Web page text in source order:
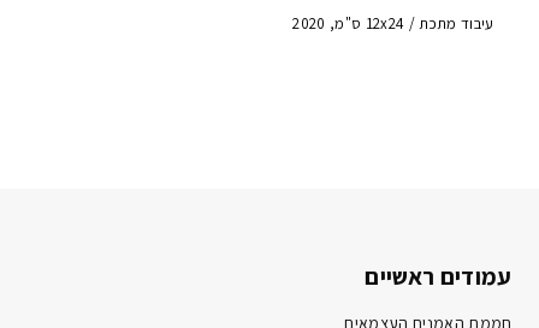
עיבוד מתכת / 12x24 ס"מ, 2020
עמודים ראשיים
חממת האמנים העצמאים